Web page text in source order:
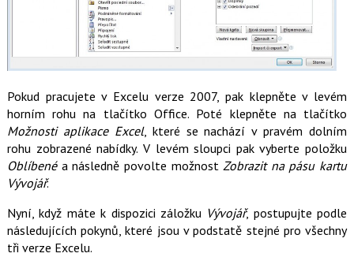
Pokud pracujete v Excelu verze 2007, pak klepněte v levém
horním rohu na tlačítko Office. Poté klepněte na tlačítko
Možnosti aplikace Excel, které se nachází v pravém dolním
rohu zobrazené nabídky. V levém sloupci pak vyberte položku
Oblíbenéa následně povolte možnostZobrazit na pásu kartu
Vývojář.
Nyní, když máte k dispozici záložku Vývojář, postupujte podle
následujících pokynů, které jsou v podstatě stejné pro všechny
tři verze Excelu.